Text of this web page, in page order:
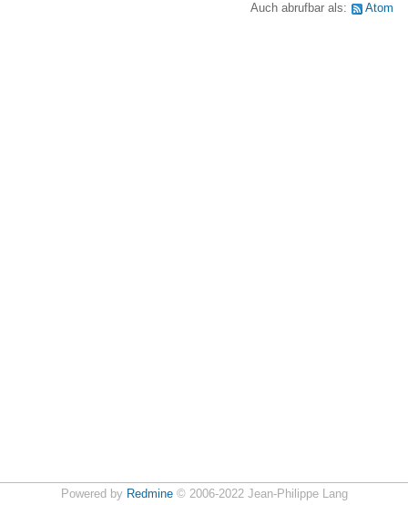
Auch abrufbar als: Atom
Powered by Redmine© 2006-2022 Jean-Philippe Lang